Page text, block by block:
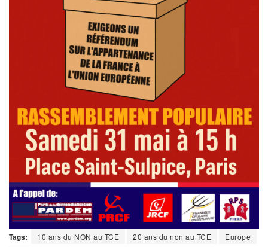
Tags: 10 ans du NON au TCE 20 ans du non au TCE
Europe